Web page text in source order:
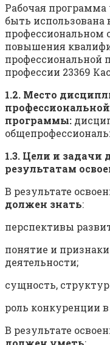
Рабочая
быть использована
профессиональном
повышения
профессиональной
профессии 23369
1.2. Место
программы:
1.3. Цели и
результатам
В результате
должен знать:
перспективы
понятие и
деятельности;
сущность,
роль конкуренции
В результате